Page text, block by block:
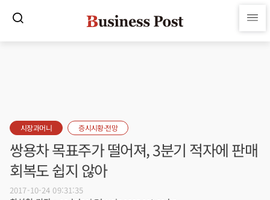
시장과머니 증시시황·전망
쌍용차 목표주가 떨어져, 3분기 적자에 판매
회복도 쉽지 않아
2017-10-24 09:31:35